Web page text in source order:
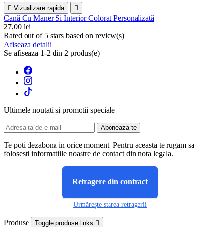
 Vizualizare rapida 
Cană Cu Maner Si Interior Colorat Personalizată
27,00 lei
Rated out of 5 stars based on review(s)
Afiseaza detalii
Se afiseaza 1-2 din 2 produs(e)
Ultimele noutati si promotii speciale
Te poti dezabona in orice moment. Pentru aceasta te rugam sa
folosesti informatiile noastre de contact din nota legala.
Retragere din contract
Urmărește starea retragerii
Produse Toggle produse links 